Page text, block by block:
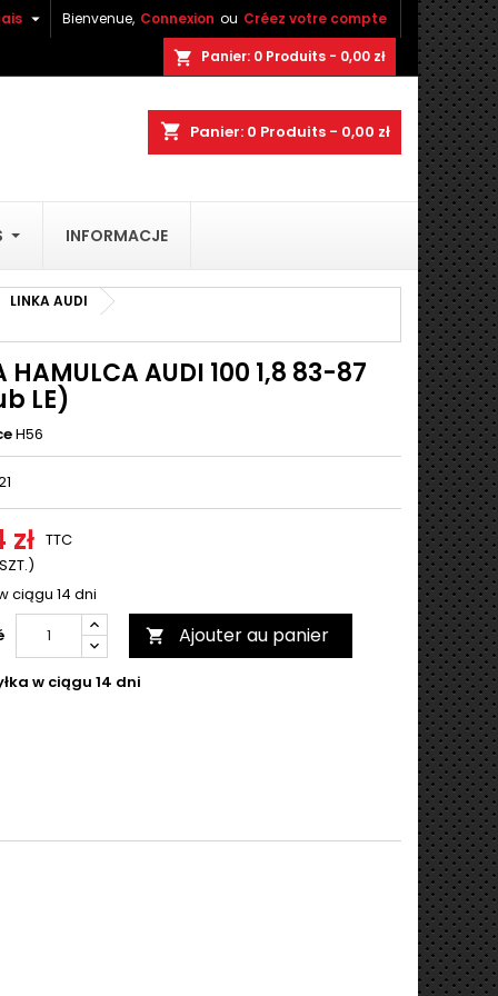
Bienvenue, Connexion ou Créez votre compte

shopping_cart Panier: 0 Produits - 0,00 zł
shopping_cart Panier: 0 Produits - 0,00 zł
INFORMACJE
LINKA AUDI
HAMULCA AUDI 100 1,8 83-87
LE)
H56
zł TTC
ciągu 14 dni
 Ajouter au panier
w ciągu 14 dni